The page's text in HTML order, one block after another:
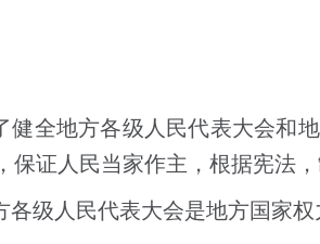
健全地方各级人民代表大会和
保证人民当家作主，根据宪法，
各级人民代表大会是地方国家权